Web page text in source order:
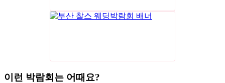
이런 박람회는 어때요?